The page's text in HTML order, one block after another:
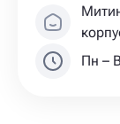
Пн –